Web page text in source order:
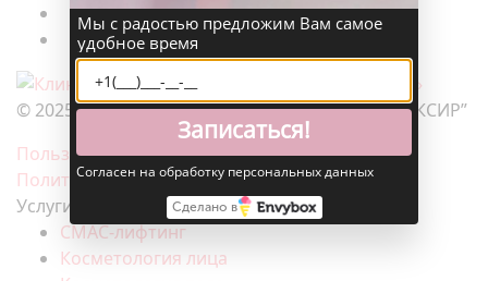
© 2025. Клиника эстетической медицины “ЭЛИКСИР”
Пользовательское соглашение
Политика конфиденциальности
Услуги
СМАС-лифтинг
Косметология лица
Мы с радостью предложим Вам самое
удобное время
Записаться!
Согласен на обработку персональных данных
Сделано в